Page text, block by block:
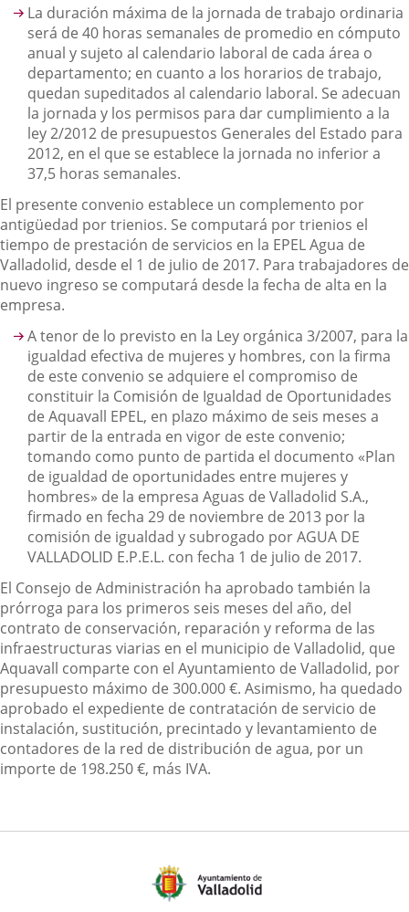
La duración máxima de la jornada de trabajo ordinaria
será de 40 horas semanales de promedio en cómputo
anual y sujeto al calendario laboral de cada área o
departamento; en cuanto a los horarios de trabajo,
quedan supeditados al calendario laboral. Se adecuan
la jornada y los permisos para dar cumplimiento a la
ley 2/2012 de presupuestos Generales del Estado para
2012, en el que se establece la jornada no inferior a
37,5 horas semanales.
El presente convenio establece un complemento por
antigüedad por trienios. Se computará por trienios el
tiempo de prestación de servicios en la EPEL Agua de
Valladolid, desde el 1 de julio de 2017. Para trabajadores de
nuevo ingreso se computará desde la fecha de alta en la
empresa.
A tenor de lo previsto en la Ley orgánica 3/2007, para la
igualdad efectiva de mujeres y hombres, con la firma
de este convenio se adquiere el compromiso de
constituir la Comisión de Igualdad de Oportunidades
de Aquavall EPEL, en plazo máximo de seis meses a
partir de la entrada en vigor de este convenio;
tomando como punto de partida el documento «Plan
de igualdad de oportunidades entre mujeres y
hombres» de la empresa Aguas de Valladolid S.A.,
firmado en fecha 29 de noviembre de 2013 por la
comisión de igualdad y subrogado por AGUA DE
VALLADOLID E.P.E.L. con fecha 1 de julio de 2017.
El Consejo de Administración ha aprobado también la
prórroga para los primeros seis meses del año, del
contrato de conservación, reparación y reforma de las
infraestructuras viarias en el municipio de Valladolid, que
Aquavall comparte con el Ayuntamiento de Valladolid, por
presupuesto máximo de 300.000 €. Asimismo, ha quedado
aprobado el expediente de contratación de servicio de
instalación, sustitución, precintado y levantamiento de
contadores de la red de distribución de agua, por un
importe de 198.250 €, más IVA.